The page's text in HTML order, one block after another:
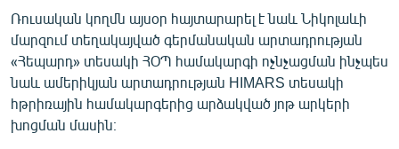
«Ազատության» բոլոր կայքերը
Ռուսական կողմն այսօր հայտարարել է նաև Նիկոլաևի
մարզում տեղակայված գերմանական արտադրության
«Հեպարդ» տեսակի ՀՕՊ համակարգի ոչնչացման ինչպես
նաև ամերիկյան արտադրության HIMARS տեսակի
հթրիռային համակարգերից արձակված յոթ արկերի
խոցման մասին։